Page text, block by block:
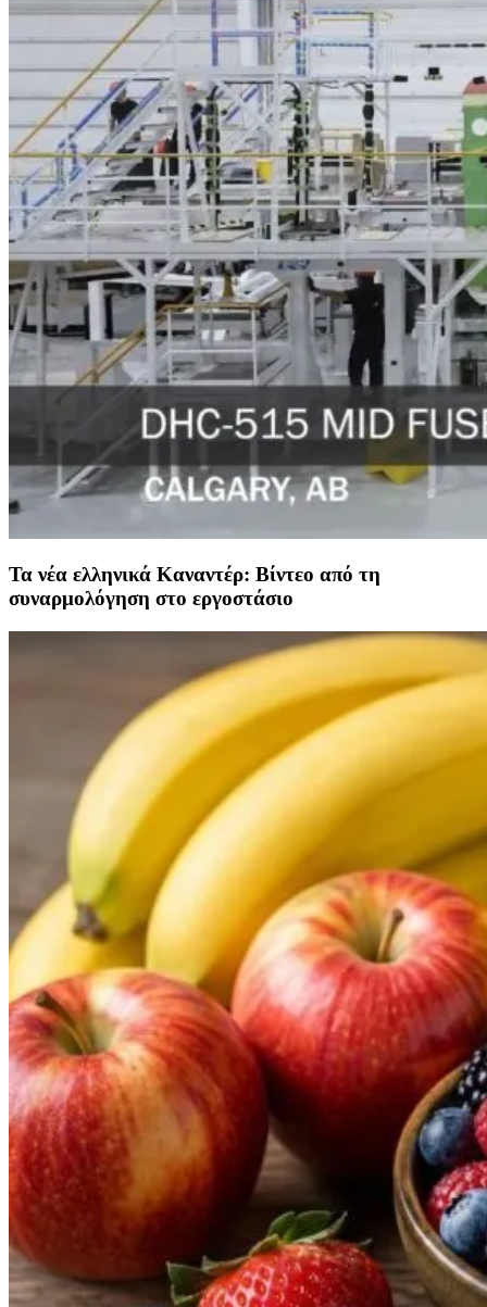
Τα νέα ελληνικά Καναντέρ: Βίντεο από τη
συναρμολόγηση στο εργοστάσιο